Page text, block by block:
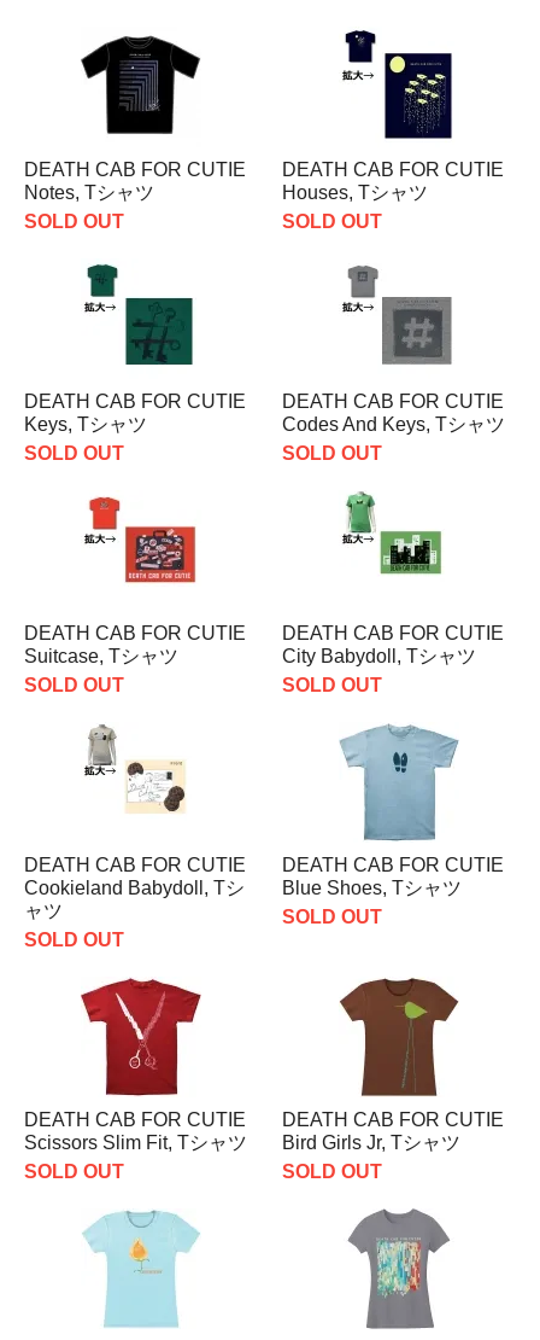
DEATH CAB FOR CUTIE
Notes, Tシャツ
SOLD OUT
DEATH CAB FOR CUTIE
Houses, Tシャツ
SOLD OUT
DEATH CAB FOR CUTIE
Keys, Tシャツ
SOLD OUT
DEATH CAB FOR CUTIE
Codes And Keys, Tシャツ
SOLD OUT
DEATH CAB FOR CUTIE
Suitcase, Tシャツ
SOLD OUT
DEATH CAB FOR CUTIE
City Babydoll, Tシャツ
SOLD OUT
DEATH CAB FOR CUTIE
Cookieland Babydoll, Tシ
ャツ
SOLD OUT
DEATH CAB FOR CUTIE
Blue Shoes, Tシャツ
SOLD OUT
DEATH CAB FOR CUTIE
Scissors Slim Fit, Tシャツ
SOLD OUT
DEATH CAB FOR CUTIE
Bird Girls Jr, Tシャツ
SOLD OUT